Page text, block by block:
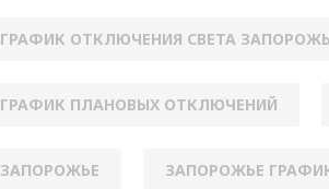
ГРАФИК ОТКЛЮЧЕНИЯ СВЕТА
ГРАФИК ПЛАНОВЫХ ОТКЛЮЧЕНИЙ
ЗАПОРОЖЬЕ ЗАПОРОЖЬЕ